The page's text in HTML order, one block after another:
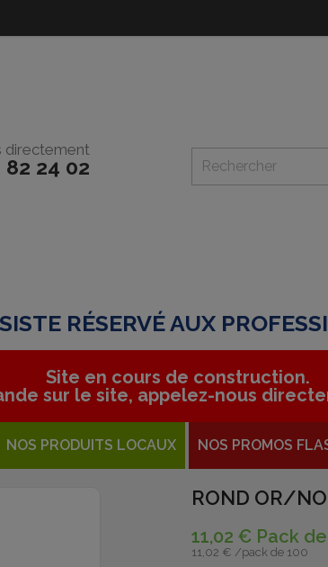
directement
82 24 02
RÉSERVÉ AUX
Site en cours de construction.
sur le site, appelez-nous
NOS PRODUITS LOCAUX NOS PROMOS
ROND OR/
11,02 € Pack
11,02 € /pack de 100